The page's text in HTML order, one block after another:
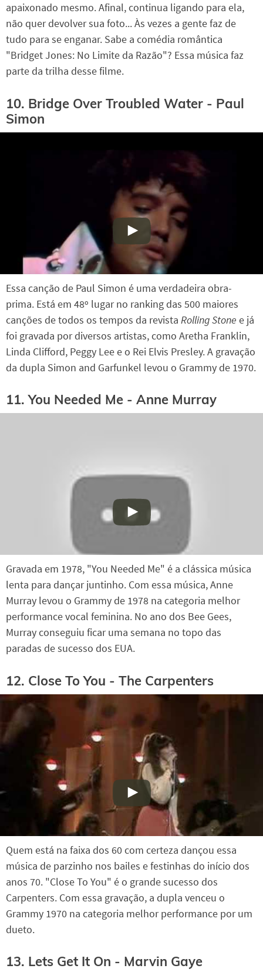
apaixonado mesmo. Afinal, continua ligando para ela,
não quer devolver sua foto... Às vezes a gente faz de
tudo para se enganar. Sabe a comédia romântica
"Bridget Jones: No Limite da Razão"? Essa música faz
parte da trilha desse filme.
10. Bridge Over Troubled Water - Paul
Simon
Essa canção de Paul Simon é uma verdadeira obra-
prima. Está em 48º lugar no ranking das 500 maiores
canções de todos os tempos da revista Rolling Stone e já
foi gravada por diversos artistas, como Aretha Franklin,
Linda Clifford, Peggy Lee e o Rei Elvis Presley. A gravação
da dupla Simon and Garfunkel levou o Grammy de 1970.
11. You Needed Me - Anne Murray
Gravada em 1978, "You Needed Me" é a clássica música
lenta para dançar juntinho. Com essa música, Anne
Murray levou o Grammy de 1978 na categoria melhor
performance vocal feminina. No ano dos Bee Gees,
Murray conseguiu ficar uma semana no topo das
paradas de sucesso dos EUA.
12. Close To You - The Carpenters
Quem está na faixa dos 60 com certeza dançou essa
música de parzinho nos bailes e festinhas do início dos
anos 70. "Close To You" é o grande sucesso dos
Carpenters. Com essa gravação, a dupla venceu o
Grammy 1970 na categoria melhor performance por um
dueto.
13. Lets Get It On - Marvin Gaye